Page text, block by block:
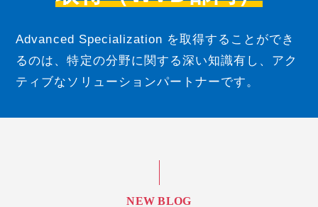
Advanced Specialization を取得することができ
るのは、特定の分野に関する深い知識有し、アク
ティブなソリューションパートナーです。
NEW BLOG